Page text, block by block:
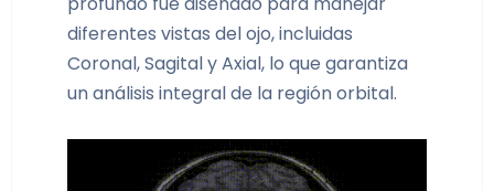
diferentes vistas del ojo, incluidas
Coronal, Sagital y Axial, lo que garantiza
un análisis integral de la región orbital.